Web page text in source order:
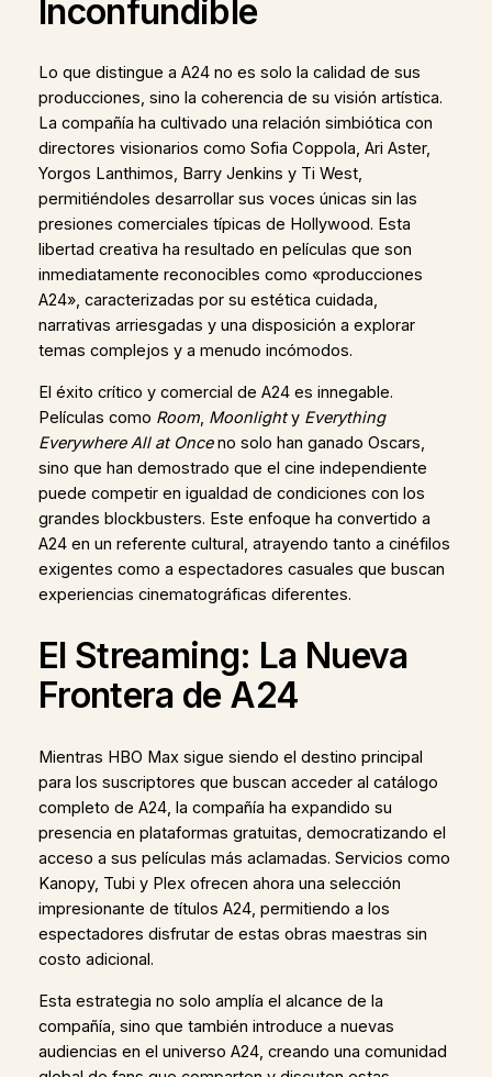
Inconfundible
Lo que distingue a A24 no es solo la calidad de sus
producciones, sino la coherencia de su visión artística.
La compañía ha cultivado una relación simbiótica con
directores visionarios como Sofia Coppola, Ari Aster,
Yorgos Lanthimos, Barry Jenkins y Ti West,
permitiéndoles desarrollar sus voces únicas sin las
presiones comerciales típicas de Hollywood. Esta
libertad creativa ha resultado en películas que son
inmediatamente reconocibles como «producciones
A24», caracterizadas por su estética cuidada,
narrativas arriesgadas y una disposición a explorar
temas complejos y a menudo incómodos.
El éxito crítico y comercial de A24 es innegable.
Películas como Room, Moonlighty Everything
Everywhere All at Onceno solo han ganado Oscars,
sino que han demostrado que el cine independiente
puede competir en igualdad de condiciones con los
grandes blockbusters. Este enfoque ha convertido a
A24 en un referente cultural, atrayendo tanto a cinéfilos
exigentes como a espectadores casuales que buscan
experiencias cinematográficas diferentes.
El Streaming: La Nueva
Frontera de A24
Mientras HBO Max sigue siendo el destino principal
para los suscriptores que buscan acceder al catálogo
completo de A24, la compañía ha expandido su
presencia en plataformas gratuitas, democratizando el
acceso a sus películas más aclamadas. Servicios como
Kanopy, Tubi y Plex ofrecen ahora una selección
impresionante de títulos A24, permitiendo a los
espectadores disfrutar de estas obras maestras sin
costo adicional.
Esta estrategia no solo amplía el alcance de la
compañía, sino que también introduce a nuevas
audiencias en el universo A24, creando una comunidad